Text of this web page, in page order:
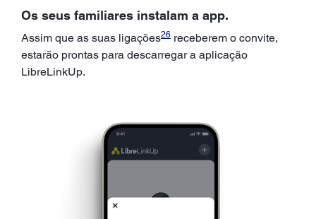
Os seus familiares instalam a app.
Assim que as suas ligações26 receberem o convite,
estarão prontas para descarregar a aplicação
LibreLinkUp.